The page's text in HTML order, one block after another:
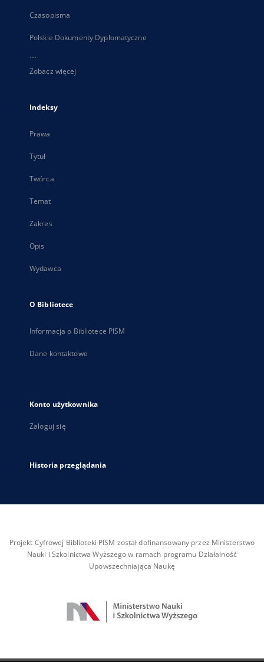
Czasopisma
Polskie Dokumenty Dyplomatyczne
...
Zobacz więcej
Indeksy
Prawa
Tytuł
Twórca
Temat
Zakres
Opis
Wydawca
O Bibliotece
Informacja o Bibliotece PISM
Dane kontaktowe
Konto użytkownika
Zaloguj się
Historia przeglądania
Projekt Cyfrowej Biblioteki PISM został dofinansowany przez Ministerstwo
Nauki i Szkolnictwa Wyższego w ramach programu Działalność
Upowszechniająca Naukę